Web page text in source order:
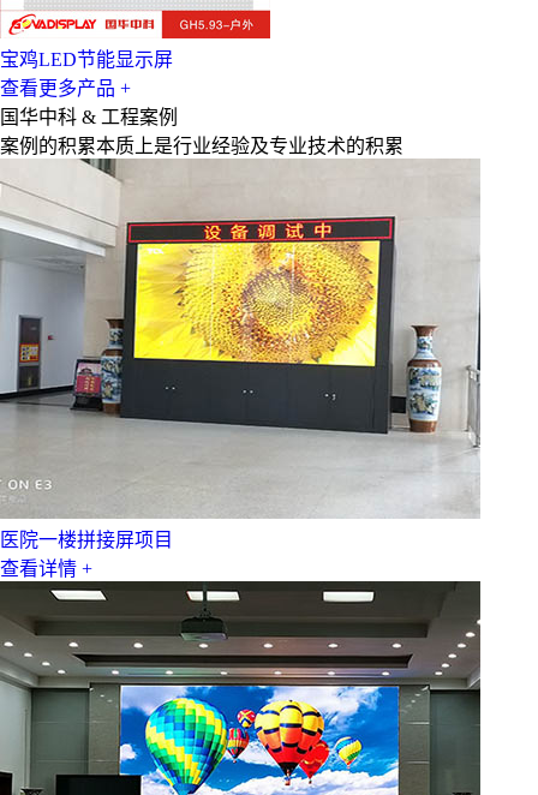
宝鸡LED节能显示屏
查看更多产品 +
国华中科 & 工程案例
案例的积累本质上是行业经验及专业技术的积累
医院一楼拼接屏项目
查看详情 +